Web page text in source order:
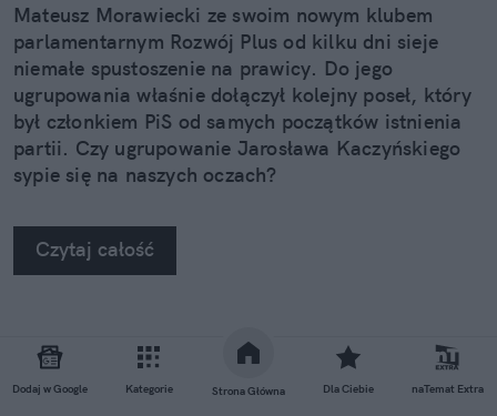
Dodaj w Google Kategorie Strona Główna Dla Ciebie naTemat Extra
Mateusz Morawiecki ze swoim nowym klubem
parlamentarnym Rozwój Plus od kilku dni sieje
niemałe spustoszenie na prawicy. Do jego
ugrupowania właśnie dołączył kolejny poseł, który
był członkiem PiS od samych początków istnienia
partii. Czy ugrupowanie Jarosława Kaczyńskiego
sypie się na naszych oczach?
Czytaj całość
REKLAMA